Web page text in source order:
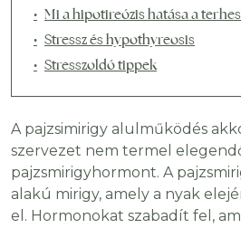
Mi a hipotireózis hatása a
Stressz és hypothyreosis
Stresszoldó tippek
A pajzsimirigy alulműködés
szervezet nem termel
pajzsmirigyhormont. A
alakú mirigy, amely a nyak
el. Hormonokat szabadít fel,